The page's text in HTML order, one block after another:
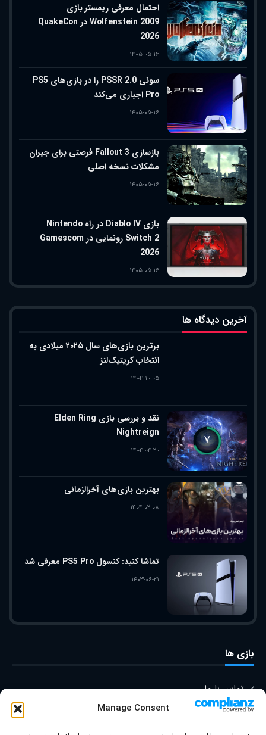
Manage Consent
احتمال معرفی ریمستر بازی
Wolfenstein 2009 در QuakeCon
2026
۱۴۰۵-۰۵-۱۶
سونی PSSR 2.0 را در بازی‌های PS5
Pro اجباری می‌کند
۱۴۰۵-۰۵-۱۶
بازسازی Fallout 3 فرصتی برای جبران
مشکلات نسخه اصلی
۱۴۰۵-۰۵-۱۶
بازی Diablo IV در راه Nintendo
Switch 2 رونمایی در Gamescom
2026
۱۴۰۵-۰۵-۱۶
آخرین دیدگاه ها
برترین بازی‌های سال ۲۰۲۵ میلادی به
انتخاب کریتیک‌لنز
۱۴۰۴-۱۰-۰۵
۷
نقد و بررسی بازی Elden Ring
Nightreign
۱۴۰۴-۰۴-۲۰
بهترین بازی‌های آخرالزمانی
۱۴۰۴-۰۲-۰۸
تماشا کنید: کنسول PS5 Pro معرفی شد
۱۴۰۳-۰۶-۲۱
بازی ها
تماس با ما
درباره ما